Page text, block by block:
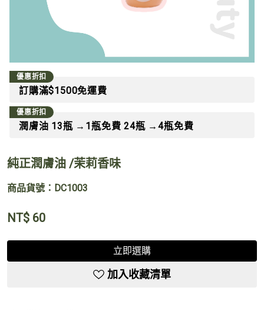
優惠折扣
訂購滿$1500免運費
優惠折扣
潤膚油 13瓶 →1瓶免費 24瓶 →4瓶免費
純正潤膚油 /茉莉香味
商品貨號：DC1003
NT$ 60
立即選購
加入收藏清單